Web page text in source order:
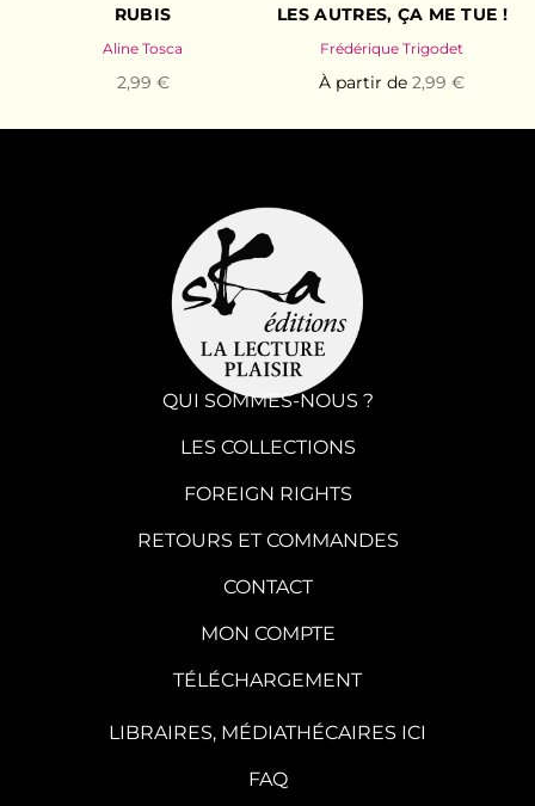
RUBIS
Aline Tosca
2,99 €
LES AUTRES, ÇA ME TUE !
Frédérique Trigodet
À partir de2,99 €
QUI SOMMES-NOUS ?
LES COLLECTIONS
FOREIGN RIGHTS
RETOURS ET COMMANDES
CONTACT
MON COMPTE
TÉLÉCHARGEMENT
LIBRAIRES, MÉDIATHÉCAIRES ICI
FAQ